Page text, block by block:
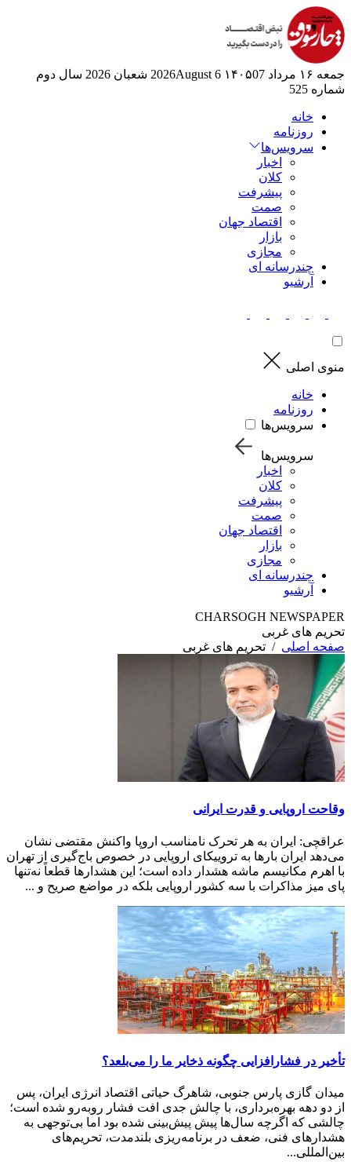
جمعه ۱۶ مرداد ۱۴۰۵ 07 2026August 6 شعبان 2026
سال دوم
شماره 525
خانه
روزنامه
سرویس‌ها
اخبار
کلان
پیشرفت
صمت
اقتصاد جهان
بازار
مجازی
چندرسانه ای
آرشیو
منوی اصلی
خانه
روزنامه
سرویس‌ها
سرویس‌ها
اخبار
کلان
پیشرفت
صمت
اقتصاد جهان
بازار
مجازی
چندرسانه ای
آرشیو
CHARSOGH NEWSPAPER
تحریم های غربی
صفحه اصلی / تحریم های غربی
وقاحت اروپایی و قدرت ایرانی
عراقچی: ایران به هر تحرک نامناسب اروپا واکنش مقتضی نشان
می‌دهد ایران بارها به تروییکای اروپایی در خصوص باج‌گیری از تهران
با اهرم مکانیسم ماشه هشدار داده است؛ این هشدارها قطعاً نه‌تنها
پای میز مذاکرات با سه کشور اروپایی بلکه در مواضع صریح و ...
تأخیر در فشارافزایی چگونه ذخایر ما را می‌بلعد؟
میدان گازی پارس جنوبی، شاهرگ حیاتی اقتصاد انرژی ایران، پس
از دو دهه بهره‌برداری، با چالش جدی افت فشار روبه‌رو شده است؛
چالشی که اگرچه سال‌ها پیش پیش‌بینی شده بود اما بی‌توجهی به
هشدارهای فنی، ضعف در برنامه‌ریزی بلندمدت، تحریم‌های
بین‌المللی...